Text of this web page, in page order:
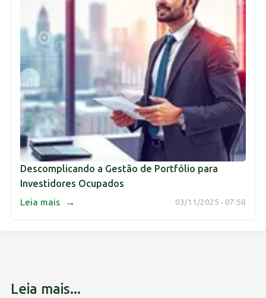
Descomplicando a Gestão de Portfólio para
Investidores Ocupados
03/11/2025 - 07:58
Leia mais →
Leia mais...